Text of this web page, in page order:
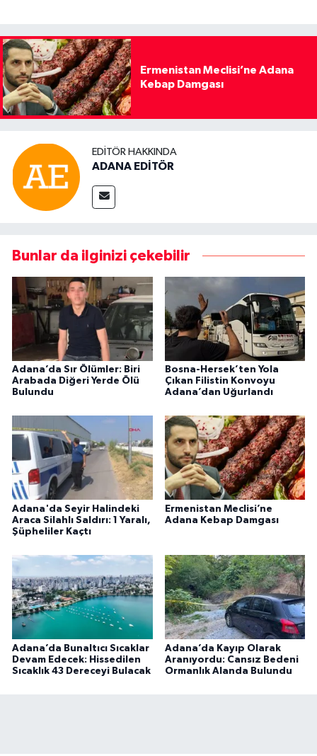
Ermenistan Meclisi’ne Adana
Kebap Damgası
EDITÖR HAKKINDA
ADANA EDİTÖR
Bunlar da ilginizi çekebilir
Adana’da Sır Ölümler: Biri
Arabada Diğeri Yerde Ölü
Bulundu
Bosna-Hersek’ten Yola
Çıkan Filistin Konvoyu
Adana’dan Uğurlandı
Adana'da Seyir Halindeki
Araca Silahlı Saldırı: 1 Yaralı,
Şüpheliler Kaçtı
Ermenistan Meclisi’ne
Adana Kebap Damgası
Adana’da Bunaltıcı Sıcaklar
Devam Edecek: Hissedilen
Sıcaklık 43 Dereceyi Bulacak
Adana’da Kayıp Olarak
Aranıyordu: Cansız Bedeni
Ormanlık Alanda Bulundu